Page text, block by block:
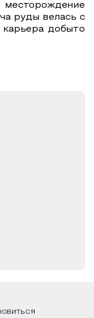
руды велась с
добыто